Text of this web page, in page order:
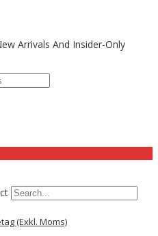
Arrivals And Insider-Only
(exkl. Moms)